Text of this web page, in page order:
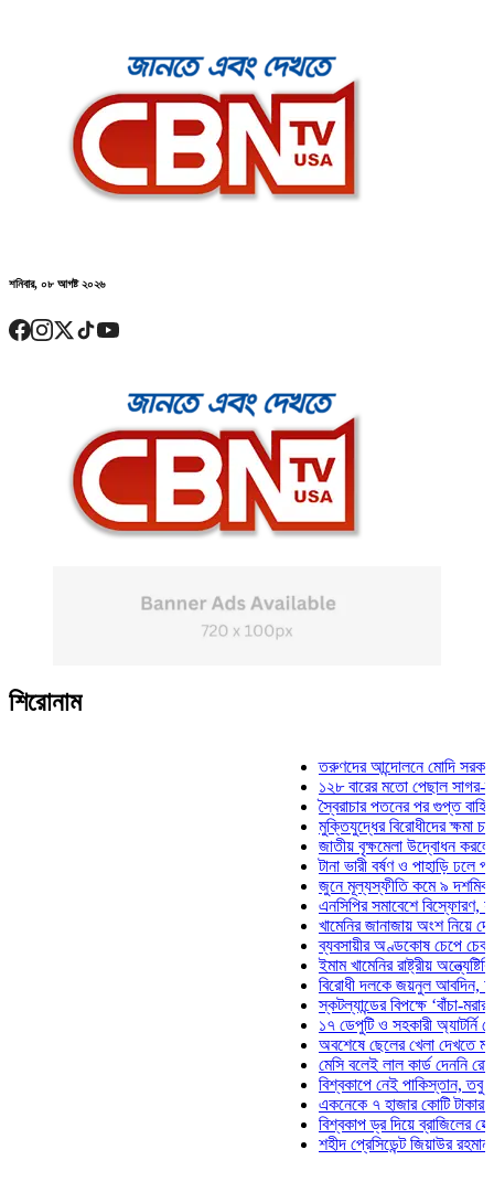
শনিবার, ০৮ আগষ্ট ২০২৬
শিরোনাম
তরুণদের আন্দোলনে মোদি সরকার
১২৮ বারের মতো পেছাল সাগর-রুনি
স্বৈরাচার পতনের পর গুপ্ত বাহিনীর
মুক্তিযুদ্ধের বিরোধীদের ক্ষমা চাইতে
জাতীয় বৃক্ষমেলা উদ্বোধন করলেন
টানা ভারী বর্ষণ ও পাহাড়ি ঢলে
জুনে মূল্যস্ফীতি কমে ৯ দশমিক ১৬
এনসিপির সমাবেশে বিস্ফোরণ,
খামেনির জানাজায় অংশ নিয়ে দেশে
ব্যবসায়ীর অণ্ডকোষ চেপে চেক-
ইমাম খামেনির রাষ্ট্রীয়
বিরোধী দলকে জয়নুল আবদিন,
স্কটল্যান্ডের বিপক্ষে ‘বাঁচা-মরার
১৭ ডেপুটি ও সহকারী অ্যাটর্নি
অবশেষে ছেলের খেলা দেখতে মাঠে
মেসি বলেই লাল কার্ড দেননি রেফারি!
বিশ্বকাপে নেই পাকিস্তান, তবু
একনেকে ৭ হাজার কোটি টাকার ৫
বিশ্বকাপ ড্র দিয়ে ব্রাজিলের হেক্সা
শহীদ প্রেসিডেন্ট জিয়াউর রহমান